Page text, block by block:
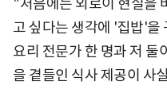
"처음에는 외로이 현실을
고 싶다는 생각에 '집밥'을
요리 전문가 한 명과 저 둘
을 곁들인 식사 제공이 사